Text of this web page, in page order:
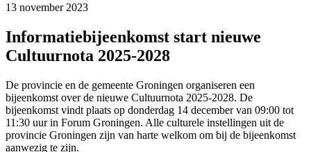
13 november 2023
Informatiebijeenkomst start nieuwe
Cultuurnota 2025-2028
De provincie en de gemeente Groningen organiseren een
bijeenkomst over de nieuwe Cultuurnota 2025-2028. De
bijeenkomst vindt plaats op donderdag 14 december van 09:00 tot
11:30 uur in Forum Groningen. Alle culturele instellingen uit de
provincie Groningen zijn van harte welkom om bij de bijeenkomst
aanwezig te zijn.